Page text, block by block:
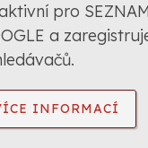
pro
a
INFORMACÍ